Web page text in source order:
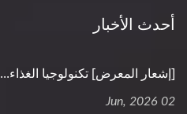
أحدث الأخبار
[إشعار المعرض] تكنولوجيا الغذاء...
02 Jun, 2026